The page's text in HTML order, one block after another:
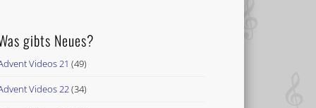
gibts Neues?
Videos 21 (49)
Videos 22(34)